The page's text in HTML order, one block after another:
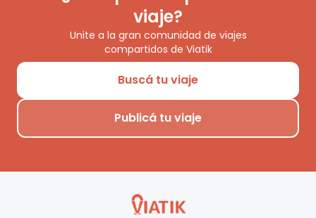
viaje?
Unite a la gran comunidad de viajes
compartidos de Viatik
Buscá tu viaje
Publicá tu viaje